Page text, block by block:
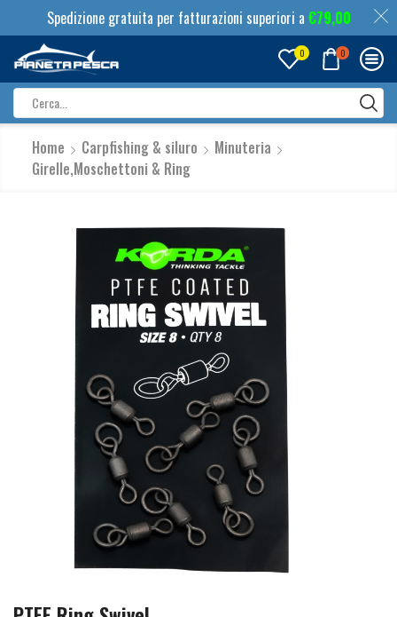
Spedizione gratuita per fatturazioni superiori a €79,00
0 0
input
Home Carpfishing & siluro
Minuteria
Girelle,Moschettoni & Ring